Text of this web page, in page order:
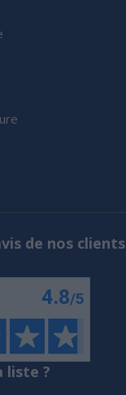
de nos clients
liste ?